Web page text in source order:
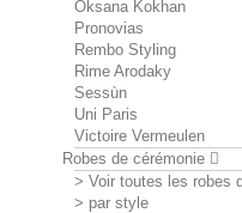
Oksana Kokhan
Pronovias
Rembo Styling
Rime Arodaky
Sessùn
Uni Paris
Victoire Vermeulen
Robes de cérémonie
> Voir toutes les robes
> par style